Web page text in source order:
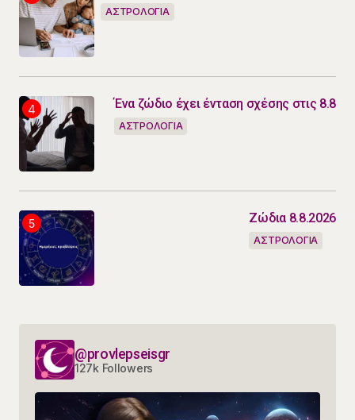
ΑΣΤΡΟΛΟΓΙΑ
Ένα ζώδιο έχει ένταση σχέσης στις 8.8
ΑΣΤΡΟΛΟΓΙΑ
Ζώδια 8.8.2026
ΑΣΤΡΟΛΟΓΙΑ
@provlepseisgr
127k Followers